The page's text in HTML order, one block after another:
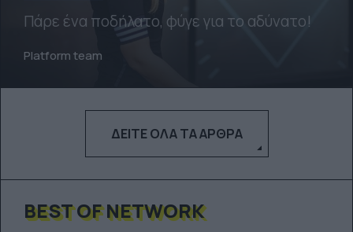
Πάρε ένα ποδήλατο, φύγε για το αδύνατο!
Platform team
ΔΕΊΤΕ ΌΛΑ ΤΑ ΆΡΘΡΑ
BEST OF NETWORK